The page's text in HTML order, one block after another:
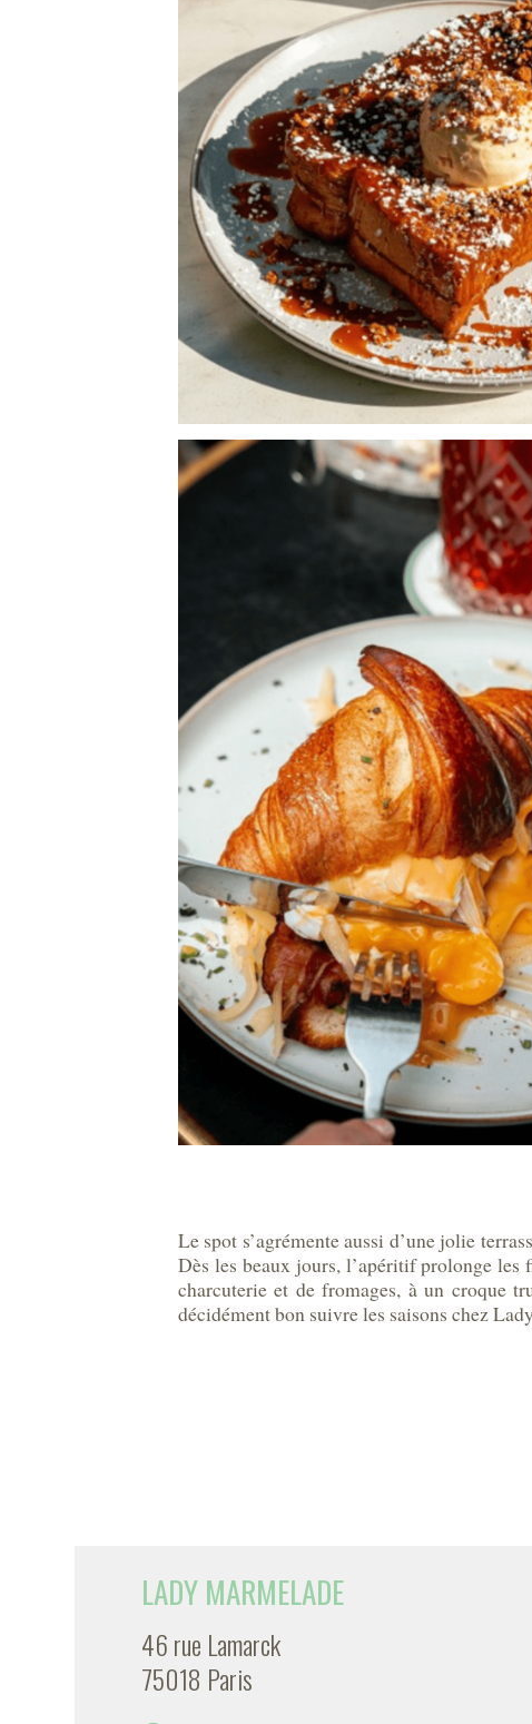
Le spot s’agrémente aussi d’une jolie
Dès les beaux jours, l’apéritif prolonge les
charcuterie et de fromages, à un croque
décidément bon suivre les saisons chez
LADY MARMELADE
46 rue Lamarck
75018 Paris